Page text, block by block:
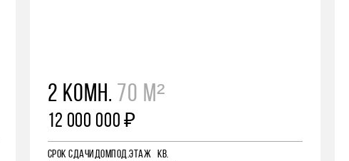
2 КОМН. 70 М²
12 000 000 ₽
СРОК СДАЧИДОМ ПОД.ЭТАЖ КВ.